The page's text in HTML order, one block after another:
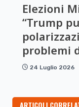
Elezioni
“Trump
problemi
24 Luglio 2026
ARTICOLI